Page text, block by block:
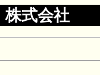
式会社